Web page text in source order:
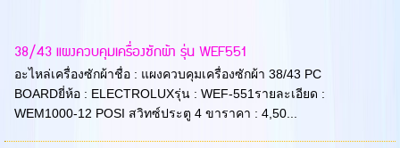
38/43 แผงควบคุมเครื่องซักผ้า รุ่น WEF551
อะไหล่เครื่องซักผ้าชื่อ : แผงควบคุมเครื่องซักผ้า 38/43 PC
BOARDยี่ห้อ : ELECTROLUXรุ่น : WEF-551รายละเอียด :
WEM1000-12 POSI สวิทซ์ประตู 4 ขาราคา : 4,50...